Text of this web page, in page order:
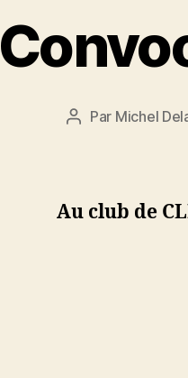
Auteur
Par Michel
Au club de